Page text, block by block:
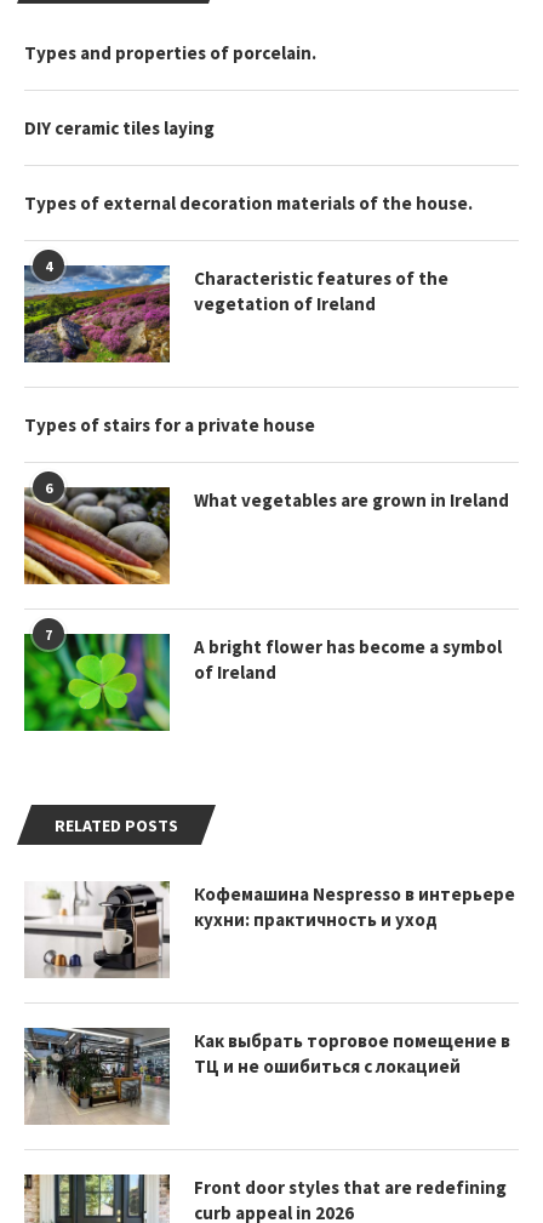
RELATED POSTS
Кофемашина Nespresso в интерьере
кухни: практичность и уход
Как выбрать торговое помещение в
ТЦ и не ошибиться с локацией
Front door styles that are redefining
curb appeal in 2026
Types and properties of porcelain.
DIY ceramic tiles laying
Types of external decoration materials of the house.
4
Characteristic features of the
vegetation of Ireland
Types of stairs for a private house
6
What vegetables are grown in Ireland
7
A bright flower has become a symbol
of Ireland